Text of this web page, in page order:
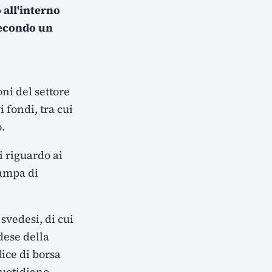
all'interno
un
del settore
fondi, tra cui
riguardo ai
di
di cui
della
di borsa